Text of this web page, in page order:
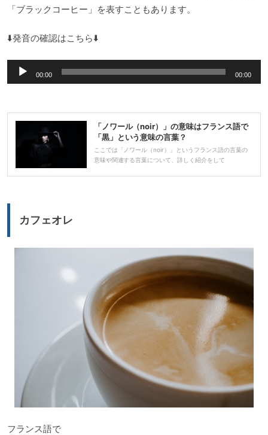
「ブラックコーヒー」を表すこともあります。
⬇️発音の確認はこちら⬇️
声
ー
00:00 00:00
「ノワール（noir）」の意味はフランス語で
「黒」という意味の言葉？
ここでは「ノワール（noir）」というフランス語の言葉の
意味や関連する言葉について、詳しく紹介をして
カフェオレ
フランス語で